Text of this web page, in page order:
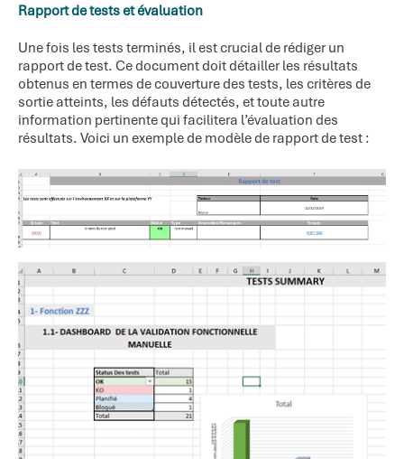
Rapport de tests et évaluation
Une fois les tests terminés, il est crucial de rédiger un
rapport de test. Ce document doit détailler les résultats
obtenus en termes de couverture des tests, les critères de
sortie atteints, les défauts détectés, et toute autre
information pertinente qui facilitera l’évaluation des
résultats. Voici un exemple de modèle de rapport de test :